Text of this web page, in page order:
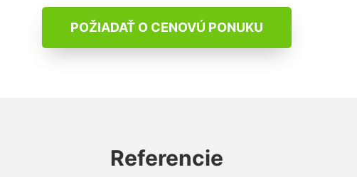
POŽIADAŤ O CENOVÚ PONUKU
Referencie